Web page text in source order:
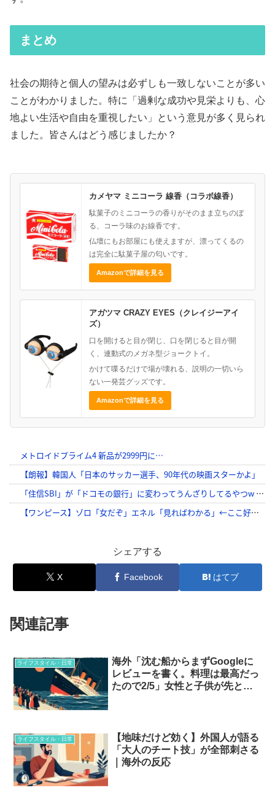
まとめ
社会の期待と個人の望みは必ずしも一致しないことが多い
ことがわかりました。特に「過剰な成功や見栄よりも、心
地よい生活や自由を重視したい」という意見が多く見られ
ました。皆さんはどう感じましたか？
カメヤマ ミニコーラ 線香（コラボ線香）
駄菓子のミニコーラの香りがそのまま立ちのぼ
る、コーラ味のお線香です。
仏壇にもお部屋にも使えますが、漂ってくるの
は完全に駄菓子屋の匂いです。
Amazonで詳細を見る
アガツマ CRAZY EYES（クレイジーアイ
ズ）
口を開けると目が閉じ、口を閉じると目が開
く、連動式のメガネ型ジョークトイ。
かけて喋るだけで場が壊れる、説明の一切いら
ない一発芸グッズです。
Amazonで詳細を見る
シェアする
X Facebook はてブ
関連記事
ライフスタイル・日常
海外「沈む船からまずGoogleに
レビューを書く。料理は最高だっ
たので2/5」女性と子供が先と言
ライフスタイル・日常
【地味だけど効く】外国人が語る
「大人のチート技」が全部刺さる
｜海外の反応